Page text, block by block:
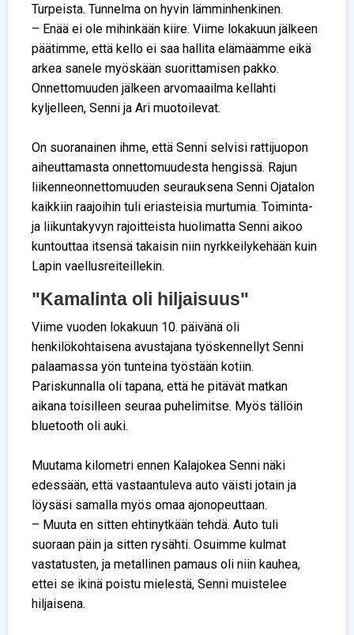
Turpeista. Tunnelma on hyvin lämminhenkinen.
– Enää ei ole mihinkään kiire. Viime lokakuun jälkeen
päätimme, että kello ei saa hallita elämäämme eikä
arkea sanele myöskään suorittamisen pakko.
Onnettomuuden jälkeen arvomaailma kellahti
kyljelleen, Senni ja Ari muotoilevat.
On suoranainen ihme, että Senni selvisi rattijuopon
aiheuttamasta onnettomuudesta hengissä. Rajun
liikenneonnettomuuden seurauksena Senni Ojatalon
kaikkiin raajoihin tuli eriasteisia murtumia. Toiminta-
ja liikuntakyvyn rajoitteista huolimatta Senni aikoo
kuntouttaa itsensä takaisin niin nyrkkeilykehään kuin
Lapin vaellusreiteillekin.
"Kamalinta oli hiljaisuus"
Viime vuoden lokakuun 10. päivänä oli
henkilökohtaisena avustajana työskennellyt Senni
palaamassa yön tunteina työstään kotiin.
Pariskunnalla oli tapana, että he pitävät matkan
aikana toisilleen seuraa puhelimitse. Myös tällöin
bluetooth oli auki.
Muutama kilometri ennen Kalajokea Senni näki
edessään, että vastaantuleva auto väisti jotain ja
löysäsi samalla myös omaa ajonopeuttaan.
– Muuta en sitten ehtinytkään tehdä. Auto tuli
suoraan päin ja sitten rysähti. Osuimme kulmat
vastatusten, ja metallinen pamaus oli niin kauhea,
ettei se ikinä poistu mielestä, Senni muistelee
hiljaisena.